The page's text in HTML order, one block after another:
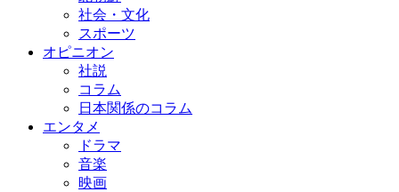
社会・文化
スポーツ
オピニオン
社説
コラム
日本関係のコラム
エンタメ
ドラマ
音楽
映画